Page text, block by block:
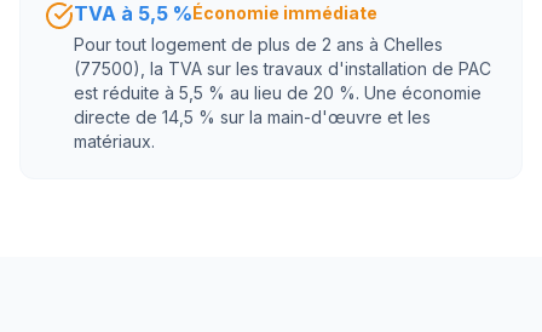
TVA à 5,5 %Économie immédiate
Pour tout logement de plus de 2 ans à Chelles
(77500), la TVA sur les travaux d'installation de PAC
est réduite à 5,5 % au lieu de 20 %. Une économie
directe de 14,5 % sur la main-d'œuvre et les
matériaux.